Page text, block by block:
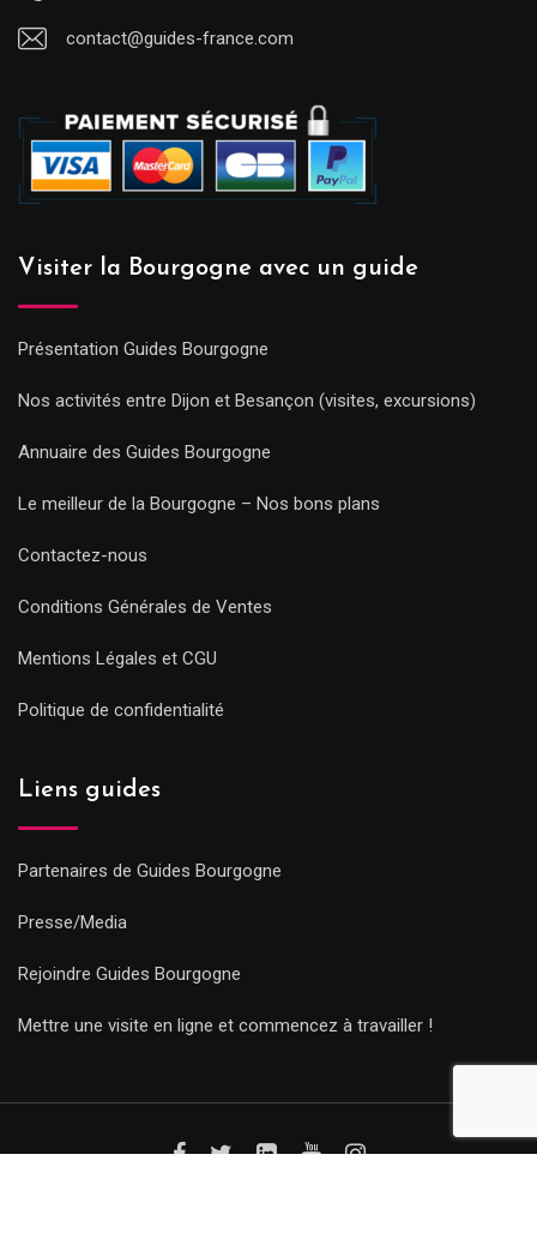
contact@guides-france.com
Visiter la Bourgogne avec un guide
Présentation Guides Bourgogne
Nos activités entre Dijon et Besançon (visites, excursions)
Annuaire des Guides Bourgogne
Le meilleur de la Bourgogne – Nos bons plans
Contactez-nous
Conditions Générales de Ventes
Mentions Légales et CGU
Politique de confidentialité
Liens guides
Partenaires de Guides Bourgogne
Presse/Media
Rejoindre Guides Bourgogne
Mettre une visite en ligne et commencez à travailler !